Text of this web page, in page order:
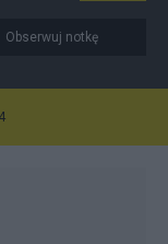
Obserwuj notkę